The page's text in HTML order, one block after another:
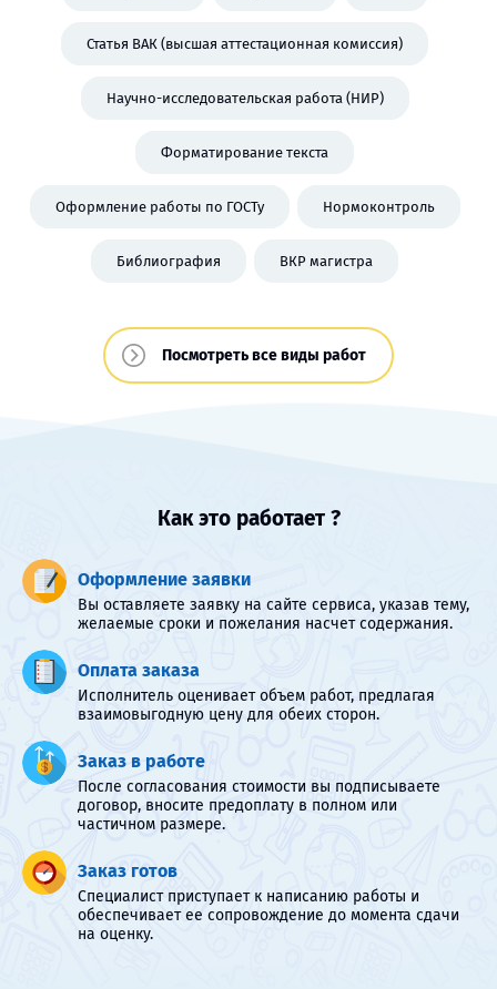
Статья ВАК (высшая аттестационная комиссия)
Научно-исследовательская работа (НИР)
Форматирование текста
Оформление работы по ГОСТу Нормоконтроль
Библиография ВКР магистра
Посмотреть все виды работ
Как это работает ?
Оформление заявки
Вы оставляете заявку на сайте сервиса, указав тему,
желаемые сроки и пожелания насчет содержания.
Оплата заказа
Исполнитель оценивает объем работ, предлагая
взаимовыгодную цену для обеих сторон.
Заказ в работе
После согласования стоимости вы подписываете
договор, вносите предоплату в полном или
частичном размере.
Заказ готов
Специалист приступает к написанию работы и
обеспечивает ее сопровождение до момента сдачи
на оценку.